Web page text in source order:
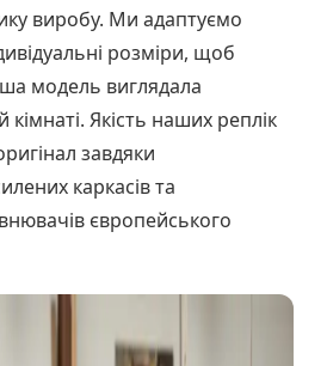
виробу. Ми адаптуємо
розміри, щоб
модель виглядала
Якість наших реплік
завдяки
каркасів та
європейського